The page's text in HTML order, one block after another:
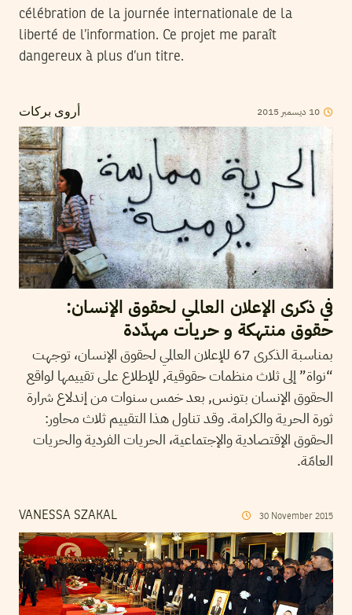
célébration de la journée internationale de la
liberté de l’information. Ce projet me paraît
dangereux à plus d’un titre.
أروى بركات 10 ديسمبر 2015
في ذكرى الإعلان العالمي لحقوق الإنسان:
حقوق منتهكة و حريات مهدّدة
بمناسبة الذكرى 67 للإعلان العالمي لحقوق الإنسان، توجهت
“نواة” إلى ثلاث منظمات حقوقية, للإطلاع على تقييمها لواقع
الحقوق الإنسان بتونس, بعد خمس سنوات من إندلاع شرارة
ثورة الحرية والكرامة. وقد تناول هذا التقييم ثلاث محاور:
الحقوق الإقتصادية والإجتماعية، الحريات الفردية والحريات
العامّة.
VANESSA SZAKAL 30 November 2015